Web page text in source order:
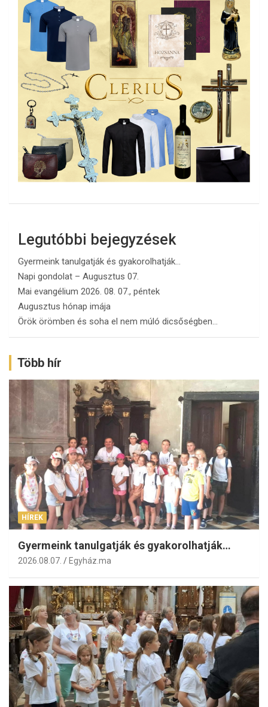
Legutóbbi bejegyzések
Gyermeink tanulgatják és gyakorolhatják…
Napi gondolat – Augusztus 07.
Mai evangélium 2026. 08. 07., péntek
Augusztus hónap imája
Örök örömben és soha el nem múló dicsőségben…
Több hír
HÍREK
Gyermeink tanulgatják és gyakorolhatják…
2026.08.07. Egyház.ma